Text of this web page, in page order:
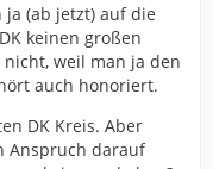
(ab jetzt) auf die
keinen großen
weil man ja den
auch honoriert.
DK Kreis. Aber
Anspruch darauf